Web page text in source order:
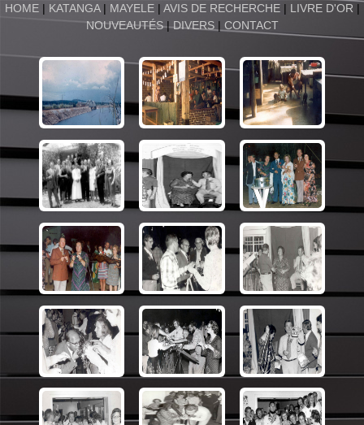
HOME | KATANGA| MAYELE| AVIS DE RECHERCHE| LIVRE D'OR |
NOUVEAUTÉS|DIVERS| CONTACT